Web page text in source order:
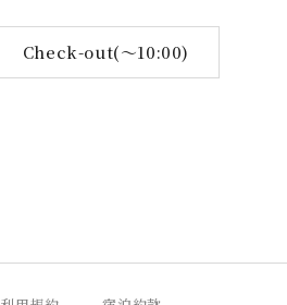
Check-out(〜10:00)